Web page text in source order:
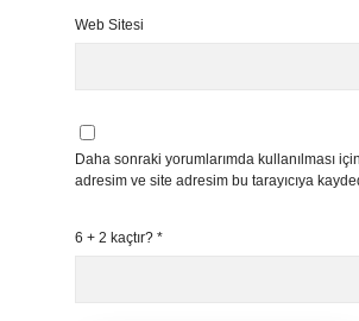
Web Sitesi
Daha sonraki yorumlarımda kullanılması
adresim ve site adresim bu tarayıcıya
6 + 2 kaçtır? *